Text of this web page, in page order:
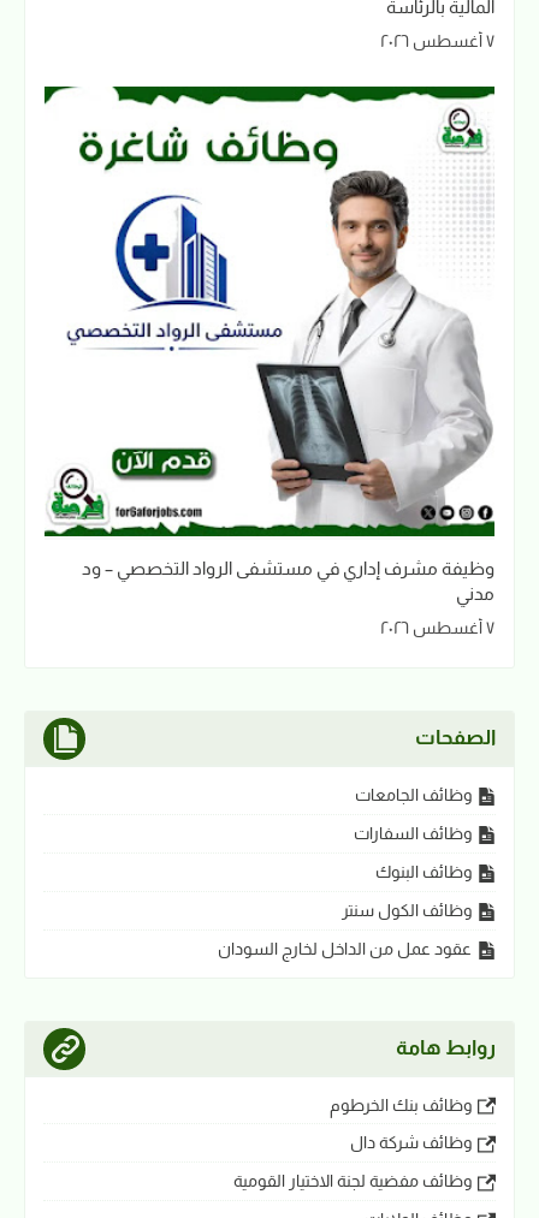
المالية بالرئاسة
٧ أغسطس ٢٠٢٦
وظيفة مشرف إداري في مستشفى الرواد التخصصي – ود
مدني
٧ أغسطس ٢٠٢٦
الصفحات
وظائف الجامعات
وظائف السفارات
وظائف البنوك
وظائف الكول سنتر
عقود عمل من الداخل لخارج السودان
روابط هامة
وظائف بنك الخرطوم
وظائف شركة دال
وظائف مفضية لجنة الاختيار القومية